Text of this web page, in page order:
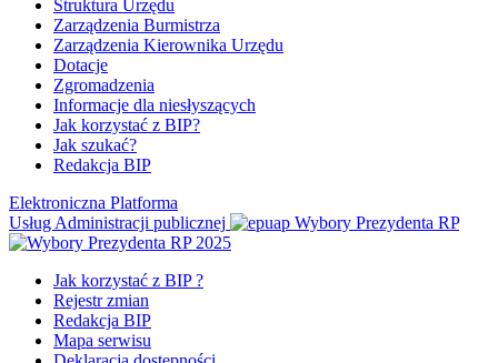
Struktura Urzędu
Zarządzenia Burmistrza
Zarządzenia Kierownika Urzędu
Dotacje
Zgromadzenia
Informacje dla niesłyszących
Jak korzystać z BIP?
Jak szukać?
Redakcja BIP
Elektroniczna Platforma
Usług Administracji publicznej
Wybory Prezydenta RP
Jak korzystać z BIP ?
Rejestr zmian
Redakcja BIP
Mapa serwisu